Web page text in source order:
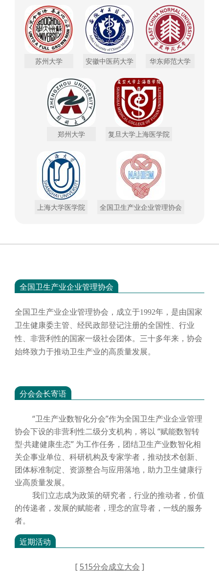
苏州大学 安徽中医药大学 华东师范大学
郑州大学 复旦大学上海医学院
上海大学医学院 全国卫生产业企业管理协会
全国卫生产业企业管理协会
全国卫生产业企业管理协会，成立于1992年，是由国家
卫生健康委主管、经民政部登记注册的全国性、行业
性、非营利性的国家一级社会团体。三十多年来，协会
始终致力于推动卫生产业的高质量发展。
分会会长寄语
“卫生产业数智化分会”作为全国卫生产业企业管理
协会下设的非营利性二级分支机构，将以 “赋能数智转
型·共建健康生态” 为工作任务，团结卫生产业数智化相
关企事业单位、科研机构及专家学者，推动技术创新、
团体标准制定、资源整合与应用落地，助力卫生健康行
业高质量发展。
我们立志成为政策的研究者，行业的推动者，价值
的传递者，发展的赋能者，理念的宣导者，一线的服务
者。
近期活动
[515分会成立大会 ]